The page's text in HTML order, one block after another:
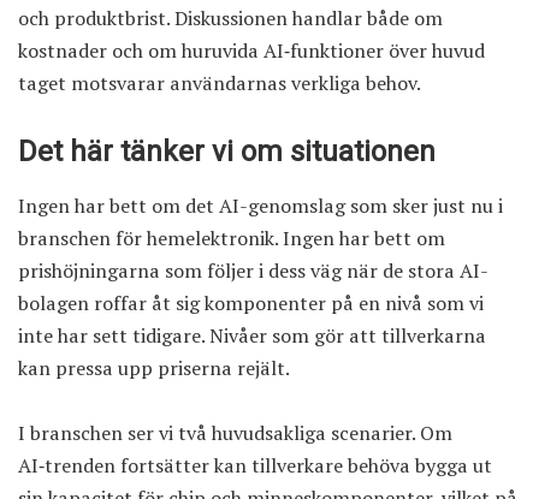
och produktbrist. Diskussionen handlar både om
kostnader och om huruvida AI‑funktioner över huvud
taget motsvarar användarnas verkliga behov.
Det här tänker vi om situationen
Ingen har bett om det AI-genomslag som sker just nu i
branschen för hemelektronik. Ingen har bett om
prishöjningarna som följer i dess väg när de stora AI-
bolagen roffar åt sig komponenter på en nivå som vi
inte har sett tidigare. Nivåer som gör att tillverkarna
kan pressa upp priserna rejält.
I branschen ser vi två huvudsakliga scenarier. Om
AI‑trenden fortsätter kan tillverkare behöva bygga ut